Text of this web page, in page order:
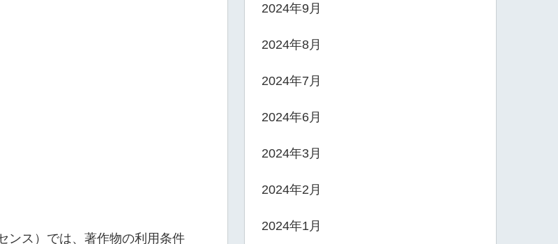
ンス）では、著作物の利用条件
2024年9月
2024年8月
2024年7月
2024年6月
2024年3月
2024年2月
2024年1月